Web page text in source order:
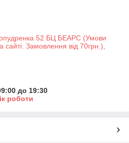
52 БЦ БЕАРС (Умови
сайті. Замовлення від 70грн.),
до 19:30
роботи